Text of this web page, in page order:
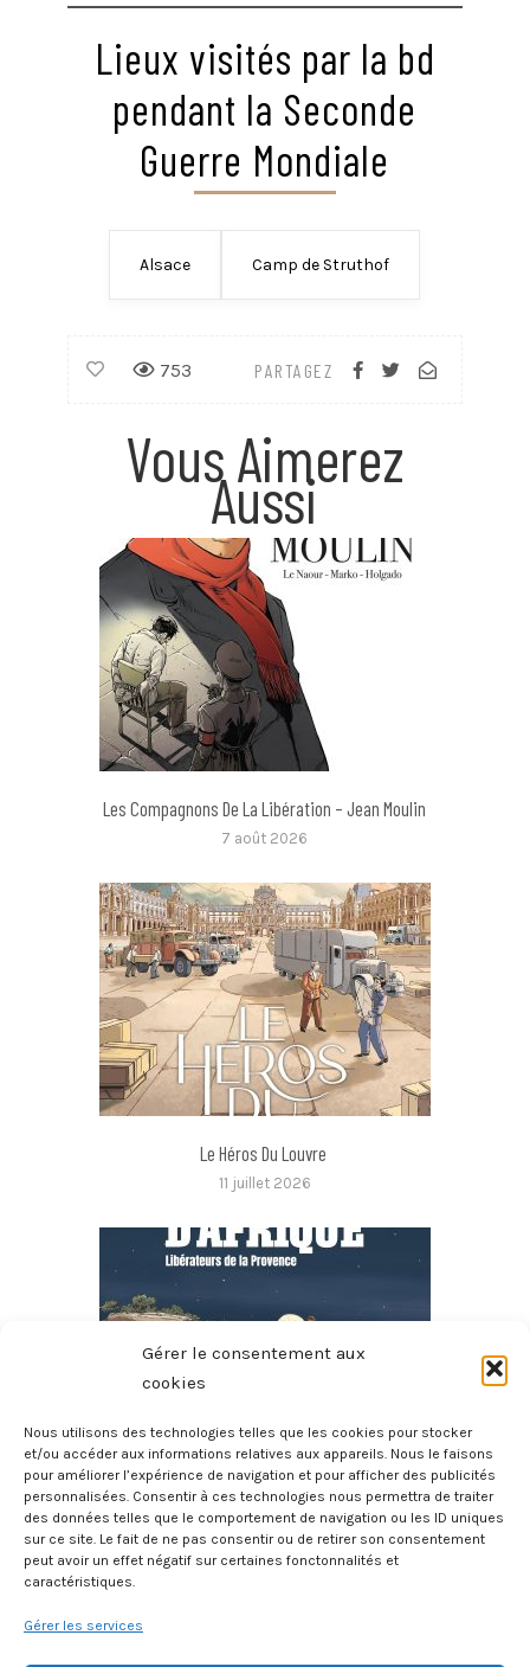
Gérer le consentement aux
cookies
Nous utilisons des technologies telles que les cookies pour stocker
et/ou accéder aux informations relatives aux appareils. Nous le faisons
pour améliorer l’expérience de navigation et pour afficher des publicités
personnalisées. Consentir à ces technologies nous permettra de traiter
des données telles que le comportement de navigation ou les ID uniques
sur ce site. Le fait de ne pas consentir ou de retirer son consentement
peut avoir un effet négatif sur certaines fonctonnalités et
caractéristiques.
Gérer les services
Lieux visités par la bd
pendant la Seconde
Guerre Mondiale
Alsace Camp de Struthof
PARTAGEZ
753
Vous Aimerez
Aussi
Les Compagnons De La Libération – Jean Moulin
7 août 2026
Le Héros Du Louvre
11 juillet 2026
Commandos D’Afrique – Libérateurs De La Provence
10 juillet 2026